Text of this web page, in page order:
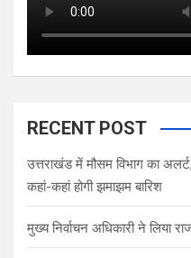
RECENT POST
उत्तराखंड में मौसम विभाग का
कहां-कहां होगी झमाझम बारिश
मुख्य निर्वाचन अधिकारी ने लिया